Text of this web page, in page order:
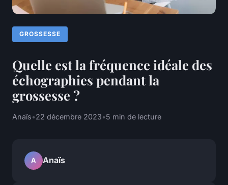
GROSSESSE
Quelle est la fréquence idéale des
échographies pendant la
grossesse ?
Anaïs•22 décembre 2023•5 min de lecture
A Anaïs